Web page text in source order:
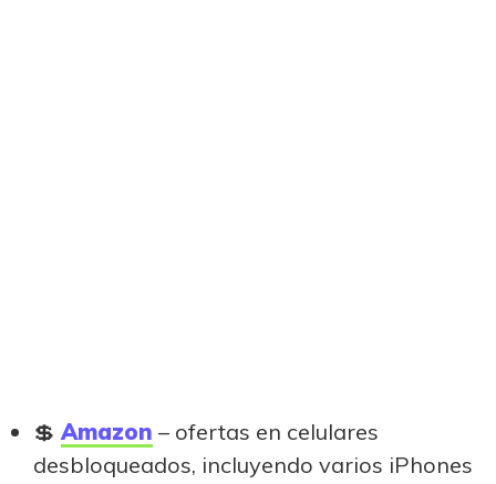
Amazon – ofertas en celulares
desbloqueados, incluyendo varios iPhones